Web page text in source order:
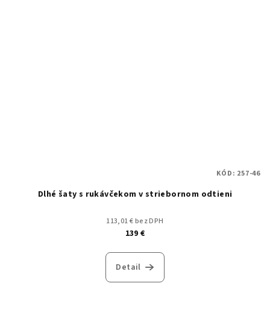
Dlhé šaty s rukávčekom v striebornom odtieni
113,01 € bez DPH
139 €
Detail
KÓD: 257-46